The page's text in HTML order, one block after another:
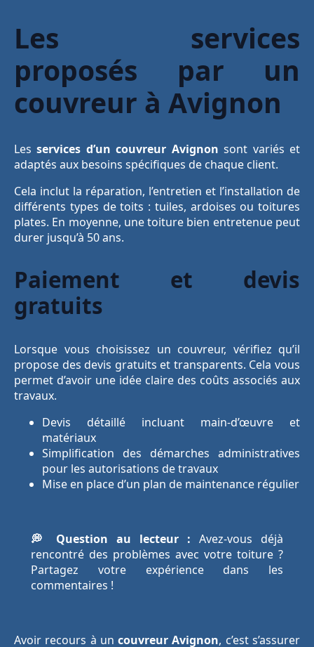
Les services
proposés par un
couvreur à Avignon
Lesservices d’un couvreur Avignon sont variés et
adaptés aux besoins spécifiques de chaque client.
Cela inclut la réparation, l’entretien et l’installation de
différents types de toits : tuiles, ardoises ou toitures
plates. En moyenne, une toiture bien entretenue peut
durer jusqu’à 50 ans.
Paiement et devis
gratuits
Lorsque vous choisissez un couvreur, vérifiez qu’il
propose des devis gratuits et transparents. Cela vous
permet d’avoir une idée claire des coûts associés aux
travaux.
Devis détaillé incluant main-d’œuvre et
matériaux
Simplification des démarches administratives
pour les autorisations de travaux
Mise en place d’un plan de maintenance régulier
💭 Question au lecteur : Avez-vous déjà
rencontré des problèmes avec votre toiture ?
Partagez votre expérience dans les
commentaires !
Avoir recours à uncouvreur Avignon, c’est s’assurer